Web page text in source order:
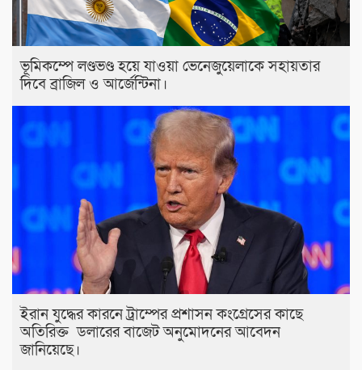
ভূমিকম্পে লণ্ডভণ্ড হয়ে যাওয়া ভেনেজুয়েলাকে সহায়তার
দিবে ব্রাজিল ও আর্জেন্টিনা।
ইরান যুদ্ধের কারনে ট্রাম্পের প্রশাসন কংগ্রেসের কাছে
অতিরিক্ত ডলারের বাজেট অনুমোদনের আবেদন
জানিয়েছে।